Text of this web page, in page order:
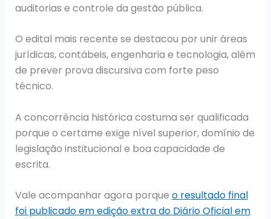
auditorias e controle da gestão pública.
O edital mais recente se destacou por unir áreas
jurídicas, contábeis, engenharia e tecnologia, além
de prever prova discursiva com forte peso
técnico.
A concorrência histórica costuma ser qualificada
porque o certame exige nível superior, domínio de
legislação institucional e boa capacidade de
escrita.
Vale acompanhar agora porque o resultado final
foi publicado em edição extra do Diário Oficial em